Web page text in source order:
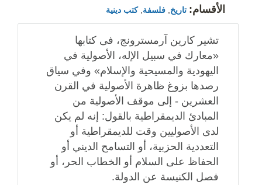
الأقسام: تاريخ فلسفة ,كتب دينية
تشير كارين آرمسترونج، فى كتابها
«معارك في سبيل الإله، الأصولية في
اليهودية والمسيحية والإسلام» وفي سياق
رصدها بزوغ ظاهرة الأصولية في القرن
العشرين - إلى موقف الأصولية من
المبادئ الديمقراطية بالقول: إنه لم يكن
لدى الأصوليين وقت للديمقراطية أو
التعددية الحزبية، أو التسامح الديني أو
الحفاظ على السلام أو الخطاب الحر، أو
فصل الكنيسة عن الدولة.